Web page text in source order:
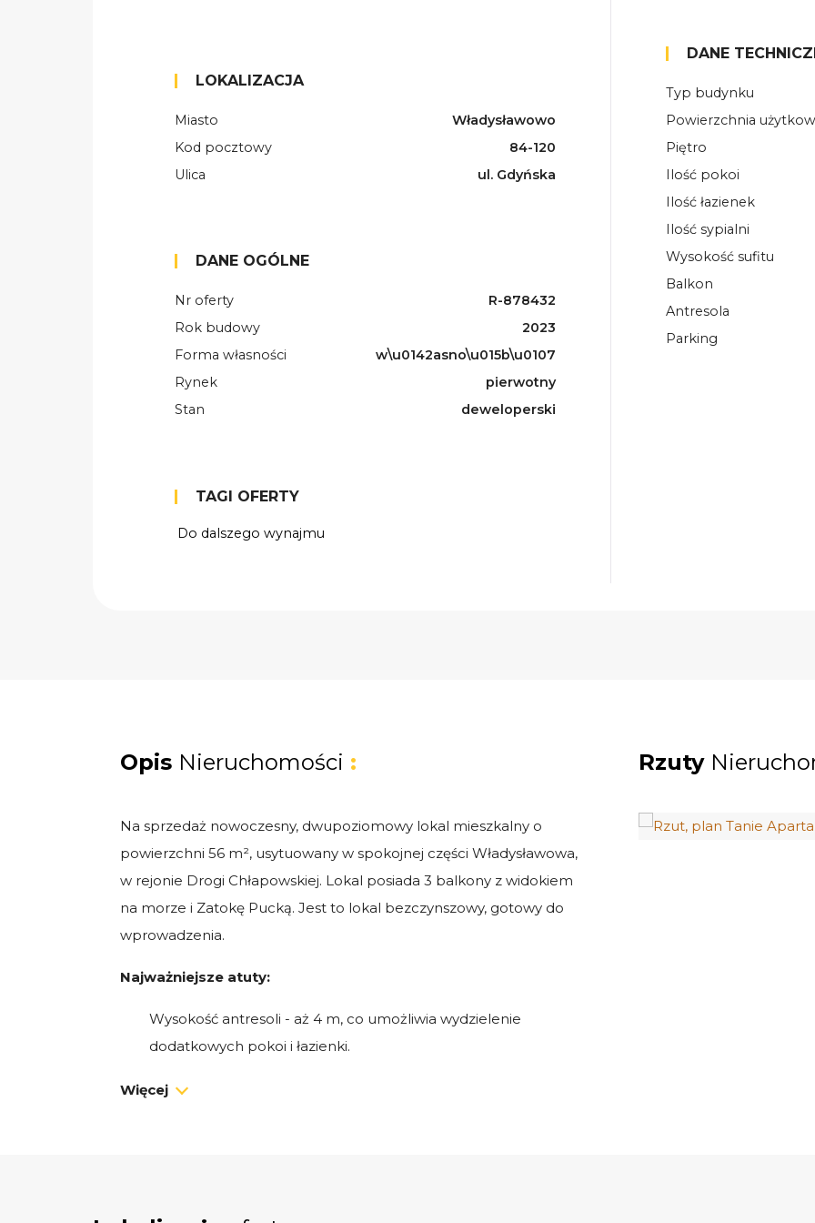
LOKALIZACJA
Miasto
Władysławowo
Kod pocztowy
84-120
Ulica
ul. Gdyńska
DANE OGÓLNE
Nr oferty
R-878432
Rok budowy
2023
Forma własności
w\u0142asno\u015b\u0107
Rynek
pierwotny
Stan
deweloperski
TAGI OFERTY
Do dalszego wynajmu
DANE
Typ budynku
Powierzchnia
Piętro
Ilość pokoi
Ilość łazienek
Ilość sypialni
Wysokość sufitu
Balkon
Antresola
Parking
Opis Nieruchomości :
Na sprzedaż nowoczesny, dwupoziomowy lokal mieszkalny o
powierzchni 56 m², usytuowany w spokojnej części Władysławowa,
w rejonie Drogi Chłapowskiej. Lokal posiada 3 balkony z widokiem
na morze i Zatokę Pucką. Jest to lokal bezczynszowy, gotowy do
wprowadzenia.
Najważniejsze atuty:
Wysokość antresoli - aż 4 m, co umożliwia wydzielenie
dodatkowych pokoi i łazienki.
Dwupoziomowy układ zapewniający komfort i przestronność.
Więcej
Rzuty